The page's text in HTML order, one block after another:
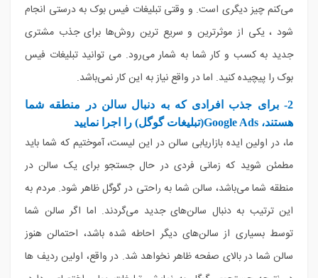
می‌کنم چیز دیگری است. و وقتی تبلیغات فیس بوک به درستی انجام
شود ، یکی از موثرترین و سریع ترین روش‌ها برای جذب مشتری
جدید به کسب و کار شما به شمار می‌رود. می توانید تبلیغات فیس
بوک را پیچیده کنید. اما در واقع نیاز به این کار نمی‌باشد.
2- برای جذب افرادی که به دنبال سالن در منطقه شما
هستند، Google Ads(تبلیغات گوگل) را اجرا نمایید
ما، در اولین ایده بازاریابی سالن در این لیست، آموختیم که شما باید
مطمئن شوید که زمانی فردی در حال جستجو برای یک سالن در
منطقه شما می‎‌باشد، سالن شما به راحتی در گوگل ظاهر شود. مردم به
این ترتیب به دنبال سالن‌های جدید می‌گردند. اما اگر سالن شما
توسط بسیاری از سالن‌های دیگر احاطه شده باشد، احتمالن هنوز
سالن شما در بالای صفحه ظاهر نخواهد شد. در واقع، اولین ردیف ها